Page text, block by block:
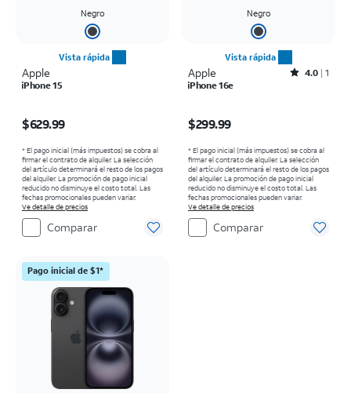
Negro
Vista rápida
Apple
iPhone 15
$629.99
* El pago inicial (más impuestos) se cobra al
firmar el contrato de alquiler. La selección
del artículo determinará el resto de los pagos
del alquiler. La promoción de pago inicial
reducido no disminuye el costo total. Las
fechas promocionales pueden variar.
Ve detalle de precios
Comparar
Negro
Vista rápida
Apple Rated4out of 5 stars with1reviews
4.0 1
iPhone 16e
$299.99
* El pago inicial (más impuestos) se cobra al
firmar el contrato de alquiler. La selección
del artículo determinará el resto de los pagos
del alquiler. La promoción de pago inicial
reducido no disminuye el costo total. Las
fechas promocionales pueden variar.
Ve detalle de precios
Comparar
Pago inicial de $1*